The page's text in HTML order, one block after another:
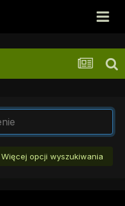
opcji wyszukiwania